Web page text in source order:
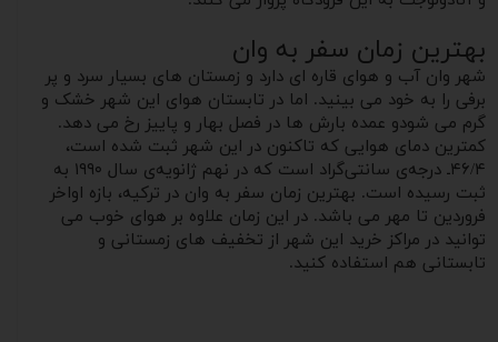
بهترین زمان سفر به وان
شهر وان آب و هوای قاره ای دارد و زمستان های بسیار سرد و پر
برفی را به خود می بینید. اما در تابستان هوای این شهر خشک و
گرم می شودو عمده بارش ها در فصل بهار و‌ پاییز رخ می دهد.
کمترین دمای هوایی که تاکنون در این شهر ثبت شده است،
۴۶/۴ـ درجه‌ی سانتی‌گراد است که در نهم ژانویه‌ی سال ۱۹۹۰ به
ثبت رسیده است. بهترین زمان سفر به وان در ترکیه، بازه اواخر
فروردین تا مهر می باشد. در این زمان علاوه بر هوای خوب می
توانید در مراکز خرید این شهر از تخفیف های زمستانی و
تابستانی هم استفاده کنید.